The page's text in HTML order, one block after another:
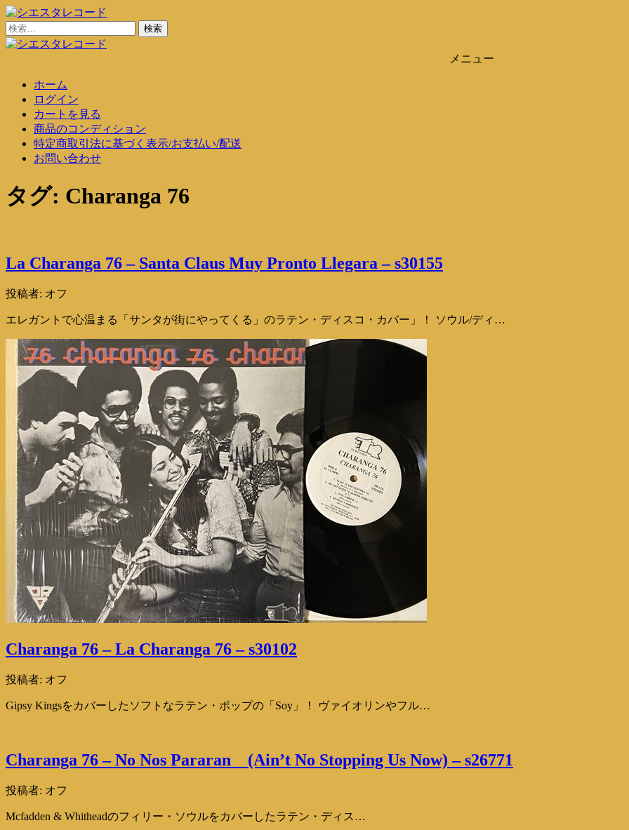
コ
ン
テ
シエスタレコード
中古レコード通販
検
索:
メニュー
ホーム
ログイン
カートを見る
商品のコンディション
特定商取引法に基づく表示/お支払い/配送
お問い合わせ
タグ: Charanga 76
La Charanga 76 – Santa Claus Muy Pronto Llegara – s30155
投稿者: オフ
エレガントで心温まる「サンタが街にやってくる」のラテン・ディスコ・カバー」！ ソウル/ディ…
Charanga 76 – La Charanga 76 – s30102
投稿者: オフ
Gipsy Kingsをカバーしたソフトなラテン・ポップの「Soy」！ ヴァイオリンやフル…
Charanga 76 – No Nos Pararan (Ain’t No Stopping Us Now) – s26771
投稿者: オフ
Mcfadden & Whitheadのフィリー・ソウルをカバーしたラテン・ディス…